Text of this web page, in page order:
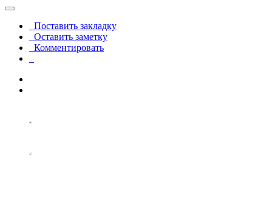
Поставить закладку
Оставить заметку
Комментировать